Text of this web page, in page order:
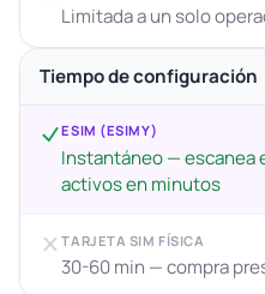
Limitada a un solo
Tiempo de configuración
ESIM (ESIMY)
Instantáneo — escanea
activos en minutos
TARJETA SIM FÍSICA
30-60 min — compra